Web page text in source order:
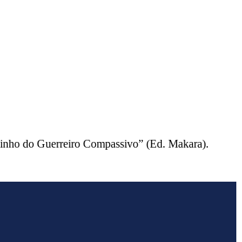
do Guerreiro Compassivo” (Ed. Makara).